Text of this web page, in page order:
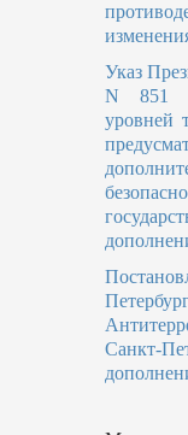
Указ
N 851
уровней
Санкт-